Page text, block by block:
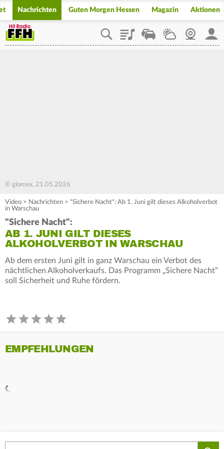
Nachrichten Guten Morgen Hessen Magazin Aktionen
PlaylistStaupilotWetterWebcam
© glomex, 21.05.2026
Video > Nachrichten > "Sichere Nacht": Ab 1. Juni gilt dieses Alkoholverbot
in Warschau
"Sichere Nacht":
AB 1. JUNI GILT DIESES
ALKOHOLVERBOT IN WARSCHAU
Ab dem ersten Juni gilt in ganz Warschau ein Verbot des
nächtlichen Alkoholverkaufs. Das Programm „Sichere Nacht“
soll Sicherheit und Ruhe fördern.
EMPFEHLUNGEN